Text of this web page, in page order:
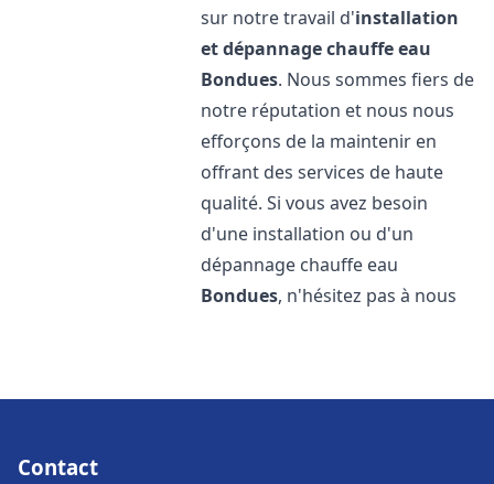
sur notre travail d'installation
et dépannage chauffe eau
Bondues. Nous sommes fiers de
notre réputation et nous nous
efforçons de la maintenir en
offrant des services de haute
qualité. Si vous avez besoin
d'une installation ou d'un
dépannage chauffe eau
Bondues, n'hésitez pas à nous
Contact